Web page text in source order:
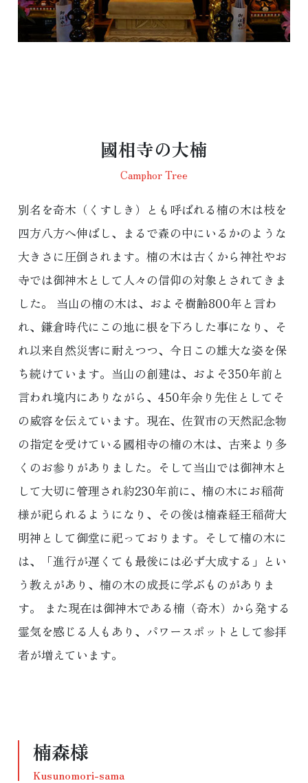
國相寺の大楠
Camphor Tree
別名を奇木（くすしき）とも呼ばれる楠の木は枝を
四方八方へ伸ばし、まるで森の中にいるかのような
大きさに圧倒されます。楠の木は古くから神社やお
寺では御神木として人々の信仰の対象とされてきま
した。 当山の楠の木は、およそ樹齢800年と言わ
れ、鎌倉時代にこの地に根を下ろした事になり、そ
れ以来自然災害に耐えつつ、今日この雄大な姿を保
ち続けています。当山の創建は、およそ350年前と
言われ境内にありながら、450年余り先住としてそ
の威容を伝えています。現在、佐賀市の天然記念物
の指定を受けている國相寺の楠の木は、古来より多
くのお参りがありました。そして当山では御神木と
して大切に管理され約230年前に、楠の木にお稲荷
様が祀られるようになり、その後は楠森経王稲荷大
明神として御堂に祀っております。そして楠の木に
は、「進行が遅くても最後には必ず大成する」とい
う教えがあり、楠の木の成長に学ぶものがありま
す。 また現在は御神木である楠（奇木）から発する
霊気を感じる人もあり、パワースポットとして参拝
者が増えています。
楠森様
Kusunomori-sama